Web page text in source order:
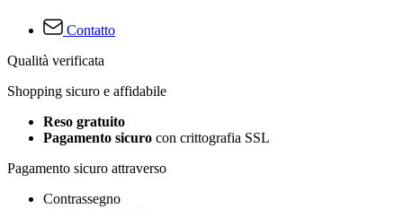
Contatto
Qualità verificata
Shopping sicuro e affidabile
Reso gratuito
Pagamento sicuro con crittografia SSL
Pagamento sicuro attraverso
Contrassegno